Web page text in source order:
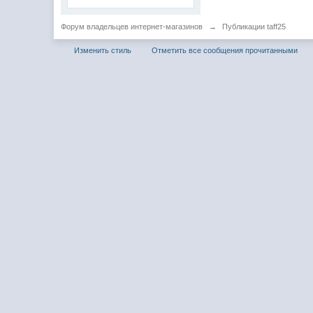
Форум владельцев интернет-магазинов → Публикации taff25
Изменить стиль Отметить все сообщения прочитанными